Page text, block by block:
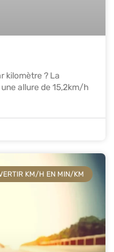
kilomètre ? La
allure de 15,2km/h
KM/H EN MIN/KM